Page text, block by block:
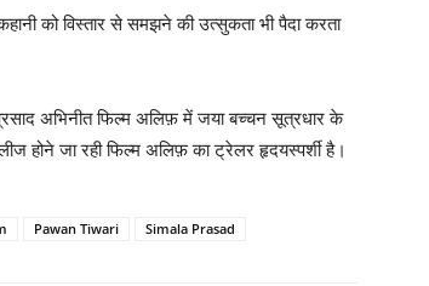
को विस्‍तार से समझने की उत्‍सुकता भी पैदा करता
अभिनीत फिल्‍म अलिफ़ में जया बच्‍चन सूत्रधार के
होने जा रही फिल्‍म अलिफ़ का ट्रेलर हृदयस्‍पर्शी है।
Pawan Tiwari Simala Prasad